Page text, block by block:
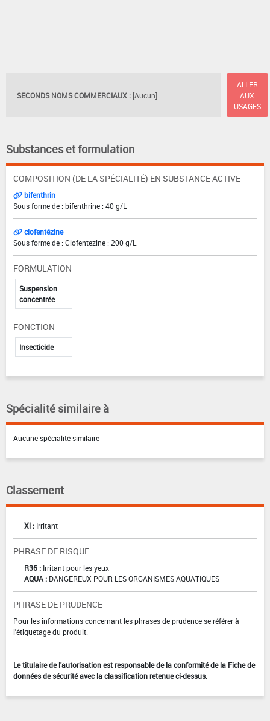
SECONDS NOMS COMMERCIAUX : [Aucun]
ALLER
AUX
USAGES
Substances et formulation
COMPOSITION (DE LA SPÉCIALITÉ) EN SUBSTANCE ACTIVE
bifenthrin
Sous forme de : bifenthrine : 40 g/L
clofentézine
Sous forme de : Clofentezine : 200 g/L
FORMULATION
Suspension
concentrée
FONCTION
Insecticide
Spécialité similaire à
Aucune spécialité similaire
Classement
Xi : Irritant
PHRASE DE RISQUE
R36 : Irritant pour les yeux
AQUA : DANGEREUX POUR LES ORGANISMES AQUATIQUES
PHRASE DE PRUDENCE
Pour les informations concernant les phrases de prudence se référer à
l'étiquetage du produit.
Le titulaire de l'autorisation est responsable de la conformité de la Fiche de
données de sécurité avec la classification retenue ci-dessus.